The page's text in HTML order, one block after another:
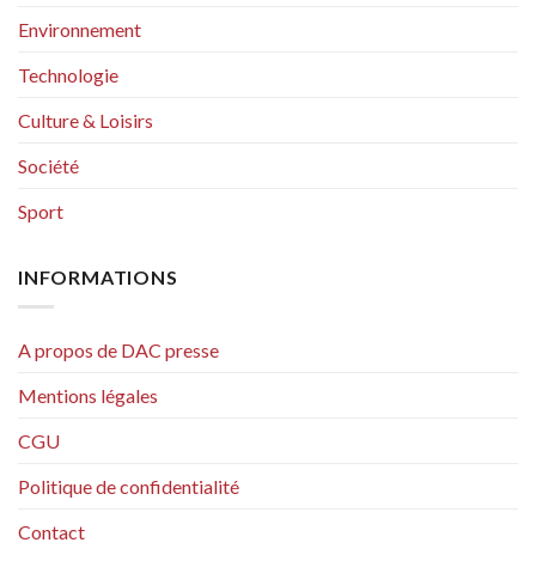
Environnement
Technologie
Culture & Loisirs
Société
Sport
INFORMATIONS
A propos de DAC presse
Mentions légales
CGU
Politique de confidentialité
Contact